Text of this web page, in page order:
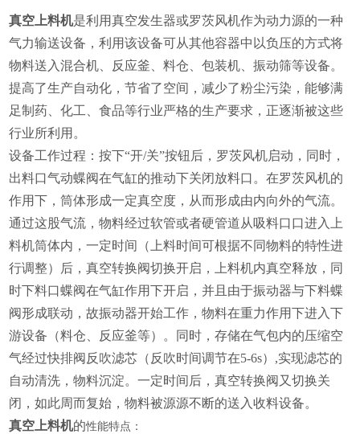
真空上料机是利用真空发生器或罗茨风机作为动力源的一种
气力输送设备，利用该设备可从其他容器中以负压的方式将
物料送入混合机、反应釜、料仓、包装机、振动筛等设备。
提高了生产自动化，节省了空间，减少了粉尘污染，能够满
足制药、化工、食品等行业严格的生产要求，正逐渐被这些
行业所利用。
设备工作过程：按下“开/关”按钮后，罗茨风机启动，同时，
出料口气动蝶阀在气缸的推动下关闭放料口。在罗茨风机的
作用下，筒体形成一定真空度，从而形成由内向外的气流。
通过这股气流，物料经过软管或者硬管道从吸料口口进入上
料机筒体内，一定时间（上料时间可根据不同物料的特性进
行调整）后，真空转换阀切换开启，上料机内真空释放，同
时下料口蝶阀在气缸作用下开启，并且由于振动器与下料蝶
阀形成联动，故振动器开始工作，物料在重力作用下进入下
游设备（料仓、反应釜等）。同时，存储在气包内的压缩空
气经过快排阀反吹滤芯（反吹时间调节在5-6s）,实现滤芯的
自动清洗，物料沉淀。一定时间后，真空转换阀又切换关
闭，如此周而复始，物料被源源不断的送入收料设备。
真空上料机的性能特点：